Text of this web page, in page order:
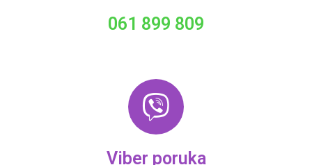
061 899 809
Viber poruka